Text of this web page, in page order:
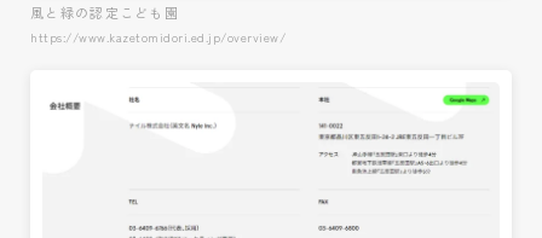
風と緑の認定こども園
https://www.kazetomidori.ed.jp/overview/